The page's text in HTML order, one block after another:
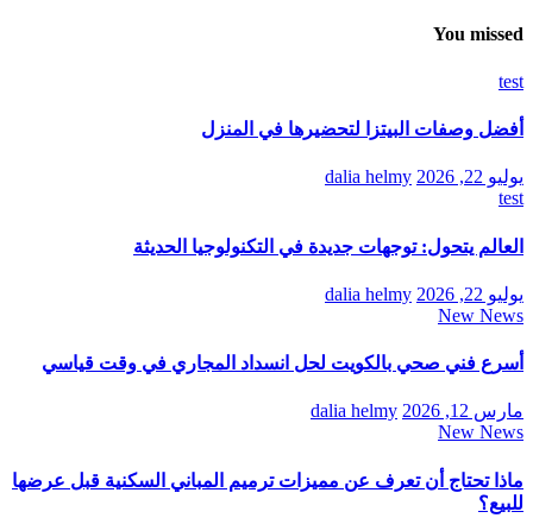
You missed
test
أفضل وصفات البيتزا لتحضيرها في المنزل
يوليو 22, 2026
dalia helmy
test
العالم يتحول: توجهات جديدة في التكنولوجيا الحديثة
يوليو 22, 2026
dalia helmy
New News
أسرع فني صحي بالكويت لحل انسداد المجاري في وقت قياسي
مارس 12, 2026
dalia helmy
New News
ماذا تحتاج أن تعرف عن مميزات ترميم المباني السكنية قبل عرضها
للبيع؟